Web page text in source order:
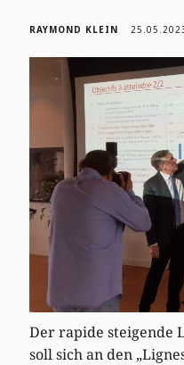
RAYMOND KLEIN
Der rapide
soll sich an den